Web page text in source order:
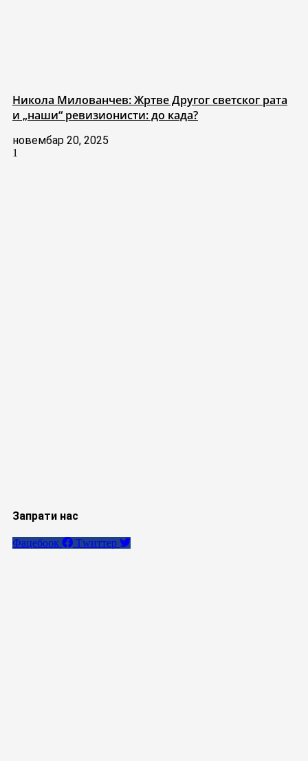
Никола Милованчев: Жртве Другог светског рата
и „наши“ ревизионисти: до када?
новембар 20, 2025
Запрати нас
Фацебоок Тwиттер